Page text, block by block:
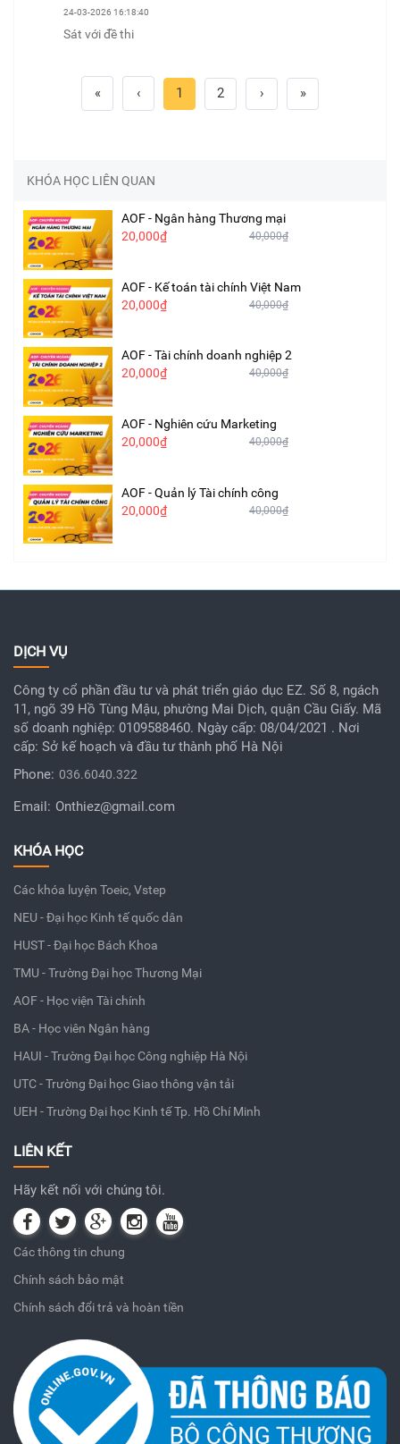
24-03-2026 16:18:40
Sát với đề thi
« ‹ 1 2 › »
KHÓA HỌC LIÊN QUAN
AOF - Ngân hàng Thương mại
20,000₫
40,000₫
AOF - Kế toán tài chính Việt Nam
20,000₫
40,000₫
AOF - Tài chính doanh nghiệp 2
20,000₫
40,000₫
AOF - Nghiên cứu Marketing
20,000₫
40,000₫
AOF - Quản lý Tài chính công
20,000₫
40,000₫
DỊCH VỤ
Công ty cổ phần đầu tư và phát triển giáo dục EZ. Số 8, ngách
11, ngõ 39 Hồ Tùng Mậu, phường Mai Dịch, quận Cầu Giấy. Mã
số doanh nghiệp: 0109588460. Ngày cấp: 08/04/2021 . Nơi
cấp: Sở kế hoạch và đầu tư thành phố Hà Nội
Phone: 036.6040.322
Email: Onthiez@gmail.com
KHÓA HỌC
Các khóa luyện Toeic, Vstep
NEU - Đại học Kinh tế quốc dân
HUST - Đại học Bách Khoa
TMU - Trường Đại học Thương Mại
AOF - Học viện Tài chính
BA - Học viên Ngân hàng
HAUI - Trường Đại học Công nghiệp Hà Nội
UTC - Trường Đại học Giao thông vận tải
UEH - Trường Đại học Kinh tế Tp. Hồ Chí Minh
LIÊN KẾT
Hãy kết nối với chúng tôi.
Các thông tin chung
Chính sách bảo mật
Chính sách đổi trả và hoàn tiền